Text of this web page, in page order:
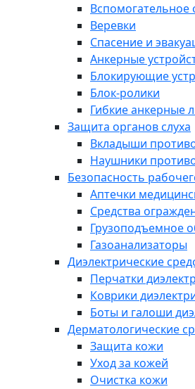
Вспомогательное
Веревки
Спасение и
Анкерные
Блокирующие
Блок-ролики
Гибкие анкерные
Защита органов слуха
Вкладыши
Наушники
Безопасность
Аптечки
Средства
Грузоподъемное
Газоанализаторы
Диэлектрические
Перчатки
Коврики
Боты и галоши
Дерматологические
Защита кожи
Уход за кожей
Очистка кожи